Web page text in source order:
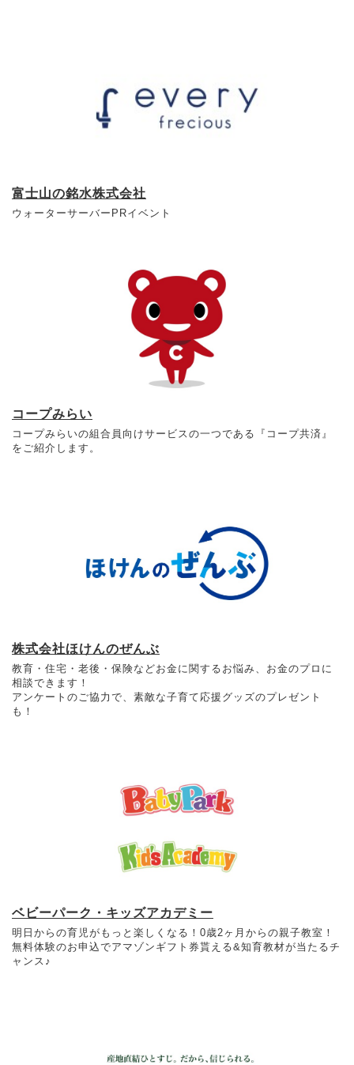
富士山の銘水株式会社
ウォーターサーバーPRイベント
コープみらい
コープみらいの組合員向けサービスの一つである『コープ共済』
をご紹介します。
株式会社ほけんのぜんぶ
教育・住宅・老後・保険などお金に関するお悩み、お金のプロに
相談できます！
アンケートのご協力で、素敵な子育て応援グッズのプレゼント
も！
ベビーパーク・キッズアカデミー
明日からの育児がもっと楽しくなる！0歳2ヶ月からの親子教室！
無料体験のお申込でアマゾンギフト券貰える&知育教材が当たるチ
ャンス♪